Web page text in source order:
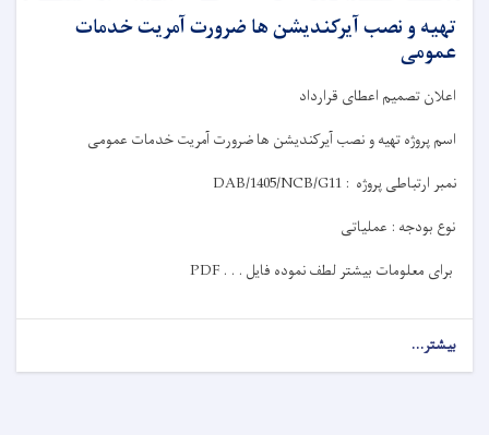
تهیه و نصب آیرکندیشن ها ضرورت آمریت خدمات
عمومی
اعلانتصمیم اعطای قرارداد
اسم پروژهتهیه و نصب آیرکندیشن ها ضرورت آمریت خدمات عمومی
نمبر ارتباطی پروژه :
DAB/1405/NCB/G11
نوع بودجه : عملیاتی
برای معلومات بیشتر لطف نموده فایل PDF . . .
بیشتر...